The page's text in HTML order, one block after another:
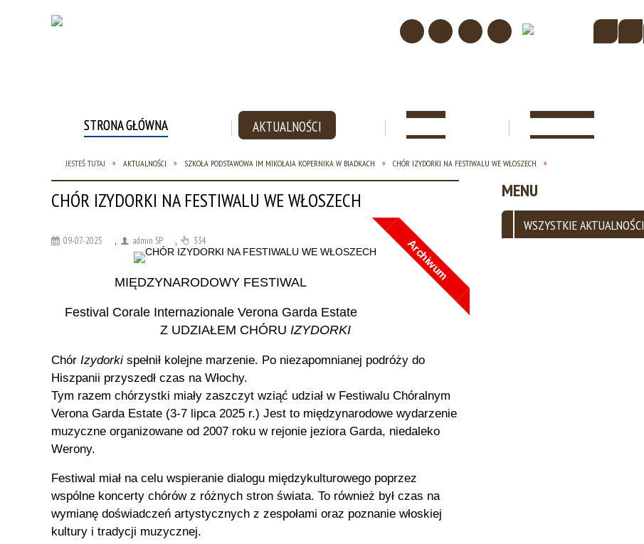
STRONA GŁÓWNA AKTUALNOŚCI
STATUT SZKOŁY
PODSTAWOWEJ IM. MIKOŁAJA
KOPERNIKA W BIADKACH
WYMAGANIA EDUKACYJNE W
ROKU SZKOLNYM 2024/25 (W
TRAKCIE AKTUALIZACJI)
ODDZIAŁY PRZEDSZKOLNE O SZKOLE
JESTEŚ TUTAJ AKTUALNOŚCI SZKOŁA PODSTAWOWA IM MIKOŁAJA KOPERNIKA W BIADKACH CHÓR IZYDORKI NA FESTIWALU WE WŁOSZECH
CHÓR IZYDORKI NA FESTIWALU WE WŁOSZECH
09-07-2025 admin SP 334 Archiwum
MIĘDZYNARODOWY FESTIWAL
Festival Corale Internazionale Verona Garda Estate
Z UDZIAŁEM CHÓRU IZYDORKI
Chór Izydorki spełnił kolejne marzenie. Po niezapomnianej podróży do
Hiszpanii przyszedł czas na Włochy.
Tym razem chórzystki miały zaszczyt wziąć udział w Festiwalu Chóralnym
Verona Garda Estate (3-7 lipca 2025 r.) Jest to międzynarodowe wydarzenie
muzyczne organizowane od 2007 roku w rejonie jeziora Garda, niedaleko
Werony.
Festiwal miał na celu wspieranie dialogu międzykulturowego poprzez
wspólne koncerty chórów z różnych stron świata. To również był czas na
wymianę doświadczeń artystycznych z zespołami oraz poznanie włoskiej
kultury i tradycji muzycznej.
MENU
WSZYSTKIE AKTUALNOŚCI